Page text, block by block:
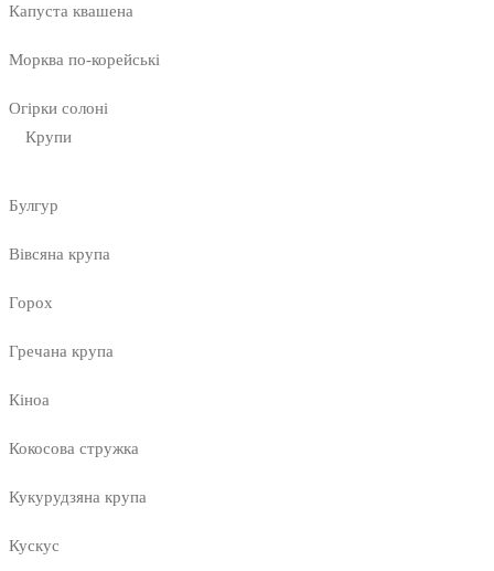
Капуста квашена
Морква по-корейські
Огірки солоні
Крупи
Булгур
Вівсяна крупа
Горох
Гречана крупа
Кіноа
Кокосова стружка
Кукурудзяна крупа
Кускус